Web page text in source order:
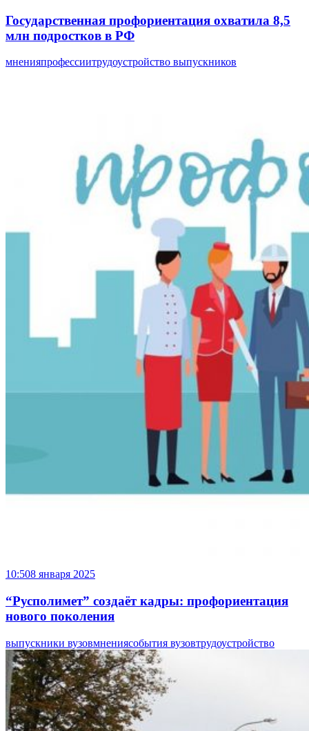
Государственная профориентация охватила 8,5
млн подростков в РФ
мненияпрофессиитрудоустройство выпускников
10:508 января 2025
“Русполимет” создаёт кадры: профориентация
нового поколения
выпускники вузовмнениясобытия вузовтрудоустройство